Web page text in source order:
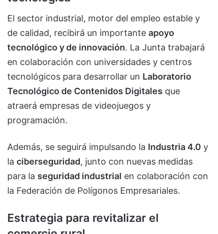
El sector industrial, motor del empleo estable y
de calidad, recibirá un importante apoyo
tecnológico y de innovación. La Junta trabajará
en colaboración con universidades y centros
tecnológicos para desarrollar un Laboratorio
Tecnológico de Contenidos Digitales que
atraerá empresas de videojuegos y
programación.
Además, se seguirá impulsando la Industria 4.0 y
la ciberseguridad, junto con nuevas medidas
para la seguridad industrial en colaboración con
la Federación de Polígonos Empresariales.
Estrategia para revitalizar el